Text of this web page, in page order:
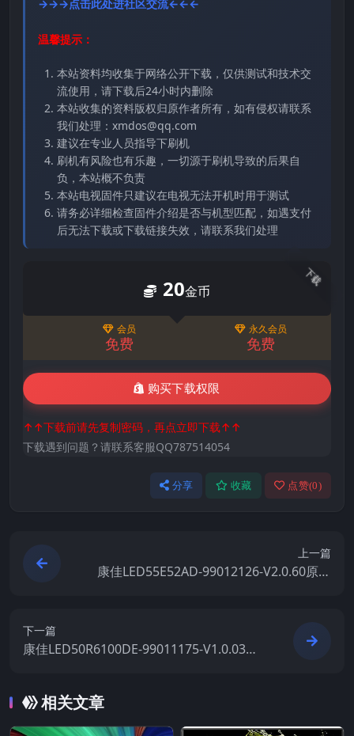
→→→点击此处进社区交流←←←
温馨提示：
本站资料均收集于网络公开下载，仅供测试和技术交
流使用，请下载后24小时内删除
本站收集的资料版权归原作者所有，如有侵权请联系
我们处理：xmdos@qq.com
建议在专业人员指导下刷机
刷机有风险也有乐趣，一切源于刷机导致的后果自
负，本站概不负责
本站电视固件只建议在电视无法开机时用于测试
请务必详细检查固件介绍是否与机型匹配，如遇支付
后无法下载或下载链接失效，请联系我们处理
下载
20金币
会员
免费
永久会员
免费
购买下载权限
↑↑下载前请先复制密码，再点立即下载↑↑
下载遇到问题？请联系客服QQ787514054
分享 收藏 点赞(0)
上一篇
康佳LED55E52AD-99012126-V2.0.60原厂
下一篇
康佳LED50R6100DE-99011175-V1.0.03原
相关文章